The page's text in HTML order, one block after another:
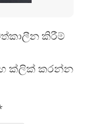
කිරීම්
ක්ලික් කරන්න